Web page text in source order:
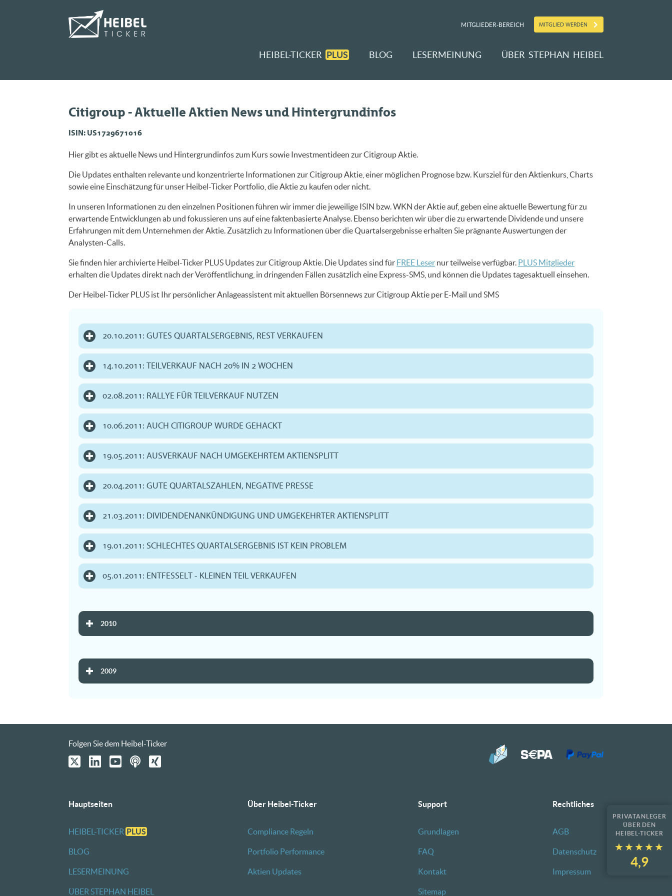
MITGLIEDER-BEREICH MITGLIED WERDEN
HEIBEL-TICKER PLUS BLOG LESERMEINUNG ÜBER STEPHAN HEIBEL
PRIVATANLEGER
ÜBER DEN
HEIBEL-TICKER
★★★★★
★★★★★
4,9
Citigroup - Aktuelle Aktien News und Hintergrundinfos
ISIN: US1729671016
Hier gibt es aktuelle News und Hintergrundinfos zum Kurs sowie Investmentideen zur Citigroup Aktie.
Die Updates enthalten relevante und konzentrierte Informationen zur Citigroup Aktie, einer möglichen Prognose bzw. Kursziel für den Aktienkurs, Charts
sowie eine Einschätzung für unser Heibel-Ticker Portfolio, die Aktie zu kaufen oder nicht.
In unseren Informationen zu den einzelnen Positionen führen wir immer die jeweilige ISIN bzw. WKN der Aktie auf, geben eine aktuelle Bewertung für zu
erwartende Entwicklungen ab und fokussieren uns auf eine faktenbasierte Analyse. Ebenso berichten wir über die zu erwartende Dividende und unsere
Erfahrungen mit dem Unternehmen der Aktie. Zusätzlich zu Informationen über die Quartalsergebnisse erhalten Sie prägnante Auswertungen der
Analysten-Calls.
Sie finden hier archivierte Heibel-Ticker PLUS Updates zur Citigroup Aktie. Die Updates sind für FREE Leser nur teilweise verfügbar. PLUS Mitglieder
erhalten die Updates direkt nach der Veröffentlichung, in dringenden Fällen zusätzlich eine Express-SMS, und können die Updates tagesaktuell einsehen.
Der Heibel-Ticker PLUS ist Ihr persönlicher Anlageassistent mit aktuellen Börsennews zur Citigroup Aktie per E-Mail und SMS
20.10.2011: GUTES QUARTALSERGEBNIS, REST VERKAUFEN
14.10.2011: TEILVERKAUF NACH 20% IN 2 WOCHEN
02.08.2011: RALLYE FÜR TEILVERKAUF NUTZEN
10.06.2011: AUCH CITIGROUP WURDE GEHACKT
19.05.2011: AUSVERKAUF NACH UMGEKEHRTEM AKTIENSPLITT
20.04.2011: GUTE QUARTALSZAHLEN, NEGATIVE PRESSE
21.03.2011: DIVIDENDENANKÜNDIGUNG UND UMGEKEHRTER AKTIENSPLITT
19.01.2011: SCHLECHTES QUARTALSERGEBNIS IST KEIN PROBLEM
05.01.2011: ENTFESSELT - KLEINEN TEIL VERKAUFEN
2010
2009
Folgen Sie dem Heibel-Ticker
Hauptseiten
HEIBEL-TICKER PLUS
BLOG
LESERMEINUNG
ÜBER STEPHAN HEIBEL
Über Heibel-Ticker
Compliance Regeln
Portfolio Performance
Aktien Updates
Support
Grundlagen
FAQ
Kontakt
Sitemap
Rechtliches
AGB
Datenschutz
Impressum